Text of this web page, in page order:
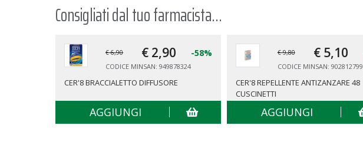
Consigliati dal tuo farmacista...
€ 6,90 € 2,90 -58%
CODICE MINSAN: 949878324
CER'8 BRACCIALETTO DIFFUSORE
AGGIUNGI
€ 9,80 € 5,10
CODICE MINSAN: 902812799
CER'8 REPELLENTE ANTIZANZARE 48
CUSCINETTI
AGGIUNGI